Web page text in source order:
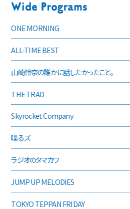
ONE MORNING
ALL-TIME BEST
山崎怜奈の誰かに話したかったこと。
THE TRAD
Skyrocket Company
喋るズ
ラジオのタマカワ
JUMP UP MELODIES
TOKYO TEPPAN FRIDAY